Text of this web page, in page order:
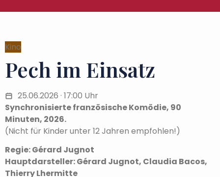
Kino
Pech im Einsatz
25.06.2026 · 17:00 Uhr
Synchronisierte französische Komödie, 90
Minuten, 2026.
(Nicht für Kinder unter 12 Jahren empfohlen!)
Regie: Gérard Jugnot
Hauptdarsteller: Gérard Jugnot, Claudia Bacos,
Thierry Lhermitte